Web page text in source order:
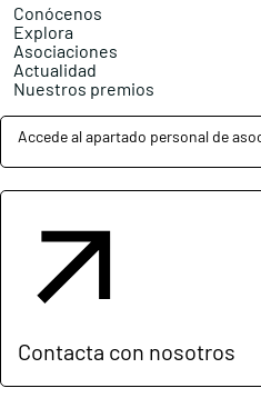
Conócenos
Explora
Asociaciones
Actualidad
Nuestros premios
Accede al apartado personal de
Contacta con nosotros